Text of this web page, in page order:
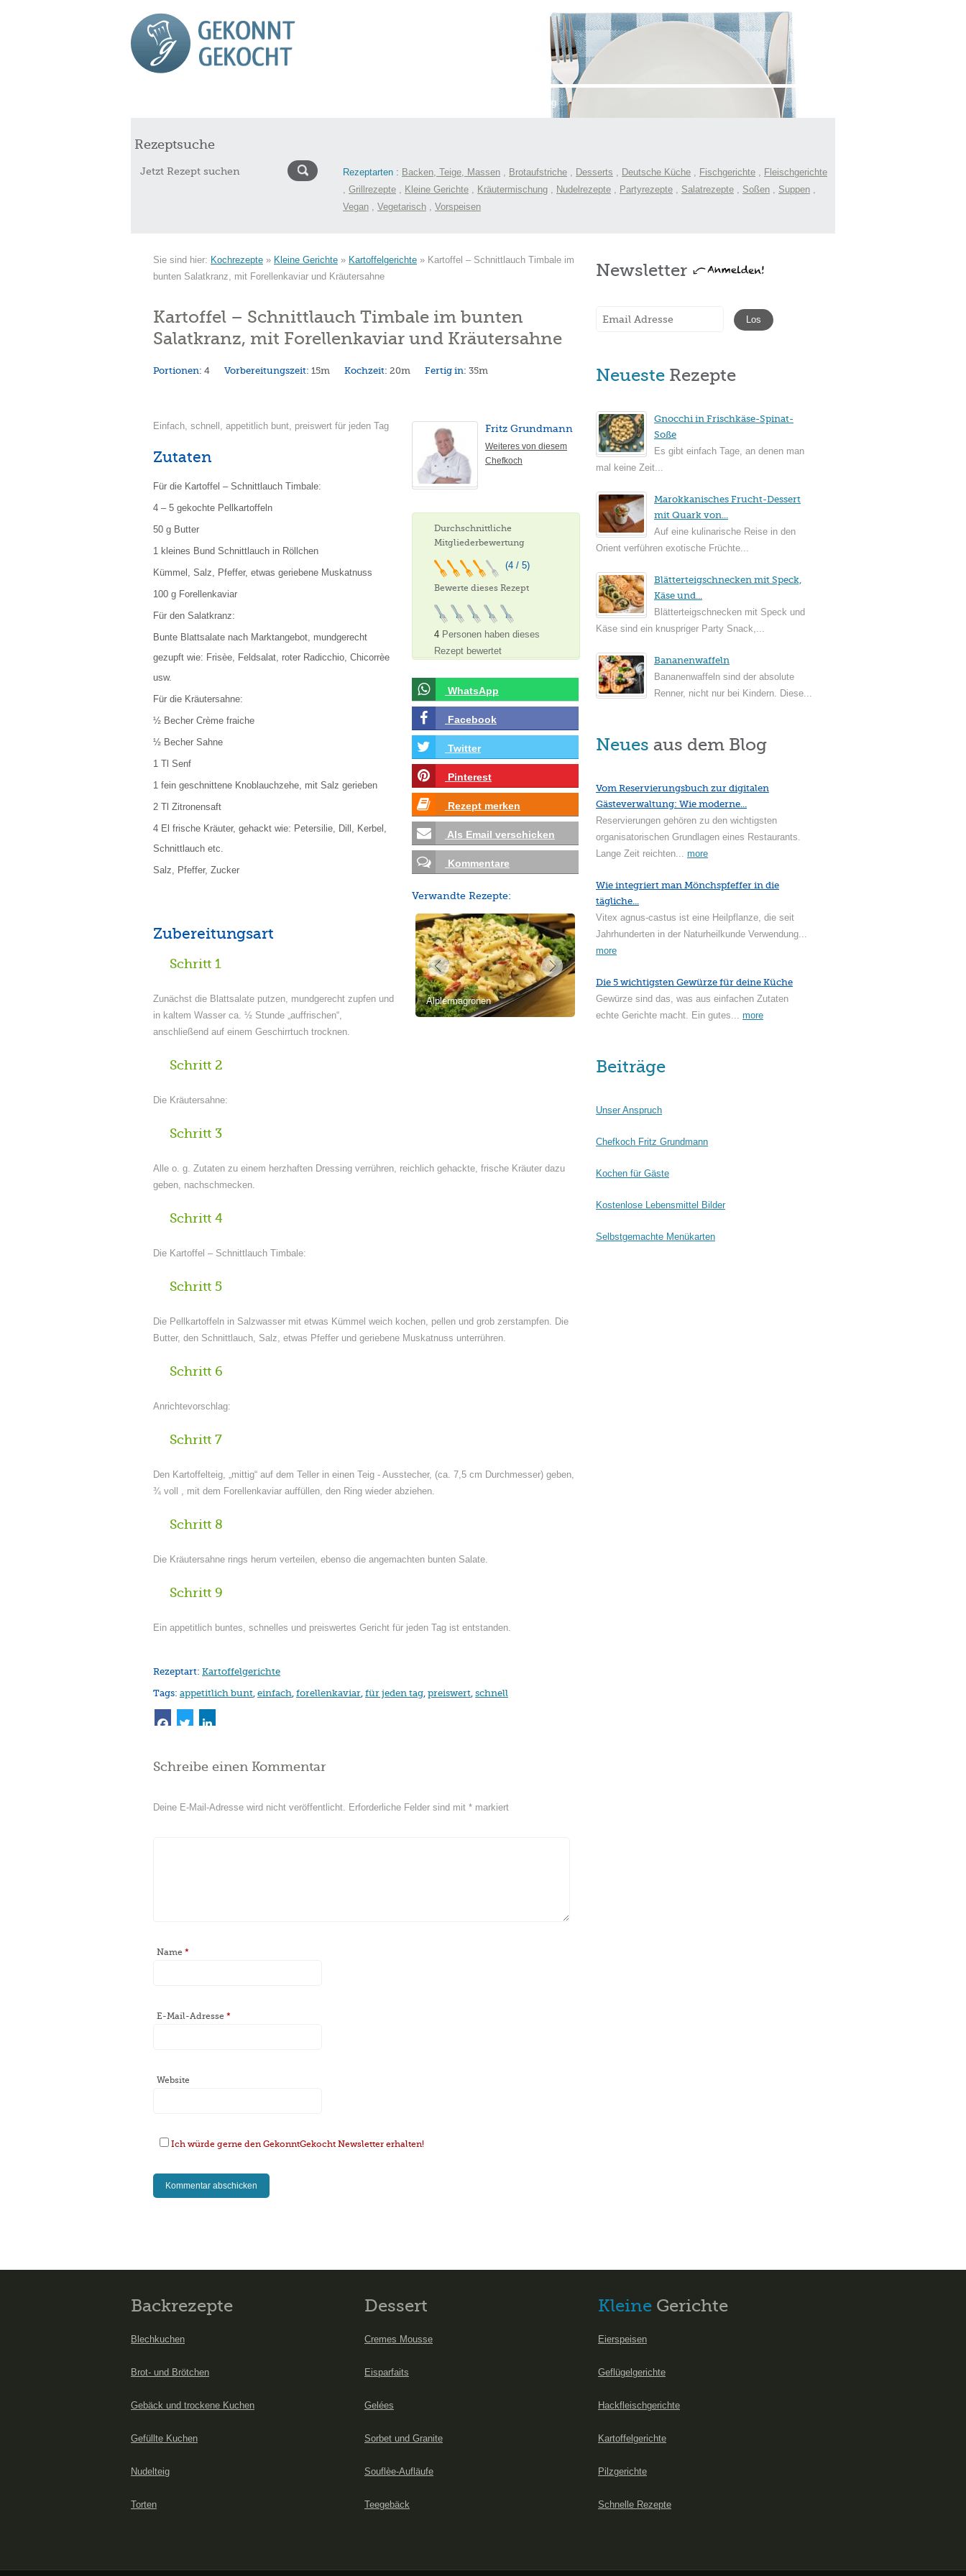
Blog
Rezeptsuche
Rezeptarten : Backen, Teige, Massen , Brotaufstriche , Desserts , Deutsche Küche , Fischgerichte , Fleischgerichte
, Grillrezepte , Kleine Gerichte , Kräutermischung , Nudelrezepte , Partyrezepte , Salatrezepte , Soßen , Suppen ,
Vegan , Vegetarisch , Vorspeisen
Sie sind hier: Kochrezepte » Kleine Gerichte » Kartoffelgerichte » Kartoffel – Schnittlauch Timbale im
bunten Salatkranz, mit Forellenkaviar und Kräutersahne
Kartoffel – Schnittlauch Timbale im bunten
Salatkranz, mit Forellenkaviar und Kräutersahne
Portionen: 4 Vorbereitungszeit: 15m Kochzeit: 20m Fertig in: 35m
Fritz Grundmann
Weiteres von diesem
Chefkoch
Durchschnittliche
Mitgliederbewertung
(4 / 5)
Bewerte dieses Rezept
4 Personen haben dieses
Rezept bewertet
WhatsApp
Facebook
Twitter
Pinterest
Rezept merken
Als Email verschicken
Kommentare
Verwandte Rezepte:
Älplermagronen
Einfach, schnell, appetitlich bunt, preiswert für jeden Tag
Zutaten
Für die Kartoffel – Schnittlauch Timbale:
4 – 5 gekochte Pellkartoffeln
50 g Butter
1 kleines Bund Schnittlauch in Röllchen
Kümmel, Salz, Pfeffer, etwas geriebene Muskatnuss
100 g Forellenkaviar
Für den Salatkranz:
Bunte Blattsalate nach Marktangebot, mundgerecht
gezupft wie: Frisèe, Feldsalat, roter Radicchio, Chicorrèe
usw.
Für die Kräutersahne:
½ Becher Crème fraiche
½ Becher Sahne
1 Tl Senf
1 fein geschnittene Knoblauchzehe, mit Salz gerieben
2 Tl Zitronensaft
4 El frische Kräuter, gehackt wie: Petersilie, Dill, Kerbel,
Schnittlauch etc.
Salz, Pfeffer, Zucker
Zubereitungsart
Schritt 1
Zunächst die Blattsalate putzen, mundgerecht zupfen und
in kaltem Wasser ca. ½ Stunde „auffrischen“,
anschließend auf einem Geschirrtuch trocknen.
Schritt 2
Die Kräutersahne:
Schritt 3
Alle o. g. Zutaten zu einem herzhaften Dressing verrühren, reichlich gehackte, frische Kräuter dazu
geben, nachschmecken.
Schritt 4
Die Kartoffel – Schnittlauch Timbale:
Schritt 5
Die Pellkartoffeln in Salzwasser mit etwas Kümmel weich kochen, pellen und grob zerstampfen. Die
Butter, den Schnittlauch, Salz, etwas Pfeffer und geriebene Muskatnuss unterrühren.
Schritt 6
Anrichtevorschlag:
Schritt 7
Den Kartoffelteig, „mittig“ auf dem Teller in einen Teig - Ausstecher, (ca. 7,5 cm Durchmesser) geben,
¾ voll , mit dem Forellenkaviar auffüllen, den Ring wieder abziehen.
Schritt 8
Die Kräutersahne rings herum verteilen, ebenso die angemachten bunten Salate.
Schritt 9
Ein appetitlich buntes, schnelles und preiswertes Gericht für jeden Tag ist entstanden.
Rezeptart: Kartoffelgerichte
Tags: appetitlich bunt, einfach, forellenkaviar, für jeden tag, preiswert, schnell
Schreibe einen Kommentar
Deine E-Mail-Adresse wird nicht veröffentlicht. Erforderliche Felder sind mit * markiert
Name *
E-Mail-Adresse *
Website
Ich würde gerne den GekonntGekocht Newsletter erhalten!
Newsletter
Neueste Rezepte
Gnocchi in Frischkäse-Spinat-
Soße
Es gibt einfach Tage, an denen man
mal keine Zeit...
Marokkanisches Frucht-Dessert
mit Quark von...
Auf eine kulinarische Reise in den
Orient verführen exotische Früchte...
Blätterteigschnecken mit Speck,
Käse und...
Blätterteigschnecken mit Speck und
Käse sind ein knuspriger Party Snack,...
Bananenwaffeln
Bananenwaffeln sind der absolute
Renner, nicht nur bei Kindern. Diese...
Neues aus dem Blog
Vom Reservierungsbuch zur digitalen
Gästeverwaltung: Wie moderne...
Reservierungen gehören zu den wichtigsten
organisatorischen Grundlagen eines Restaurants.
Lange Zeit reichten... more
Wie integriert man Mönchspfeffer in die
tägliche...
Vitex agnus-castus ist eine Heilpflanze, die seit
Jahrhunderten in der Naturheilkunde Verwendung...
more
Die 5 wichtigsten Gewürze für deine Küche
Gewürze sind das, was aus einfachen Zutaten
echte Gerichte macht. Ein gutes... more
Beiträge
Unser Anspruch
Chefkoch Fritz Grundmann
Kochen für Gäste
Kostenlose Lebensmittel Bilder
Selbstgemachte Menükarten
Backrezepte
Blechkuchen
Brot- und Brötchen
Gebäck und trockene Kuchen
Gefüllte Kuchen
Nudelteig
Torten
Dessert
Cremes Mousse
Eisparfaits
Gelées
Sorbet und Granite
Souflèe-Aufläufe
Teegebäck
Kleine Gerichte
Eierspeisen
Geflügelgerichte
Hackfleischgerichte
Kartoffelgerichte
Pilzgerichte
Schnelle Rezepte